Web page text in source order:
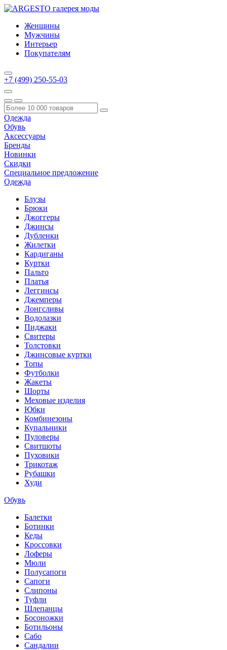
Женщины
Мужчины
Интерьер
Покупателям
+7 (499) 250-55-03
Одежда
Обувь
Аксессуары
Бренды
Новинки
Скидки
Специальное предложение
Одежда
Блузы
Брюки
Джоггеры
Джинсы
Дубленки
Жилетки
Кардиганы
Куртки
Пальто
Платья
Леггинсы
Джемперы
Лонгсливы
Водолазки
Пиджаки
Свитеры
Толстовки
Джинсовые куртки
Топы
Футболки
Жакеты
Шорты
Меховые изделия
Юбки
Комбинезоны
Купальники
Пуловеры
Свитшоты
Пуховики
Трикотаж
Рубашки
Худи
Обувь
Балетки
Ботинки
Кеды
Кроссовки
Лоферы
Мюли
Полусапоги
Сапоги
Слипоны
Туфли
Шлепанцы
Босоножки
Ботильоны
Сабо
Сандалии